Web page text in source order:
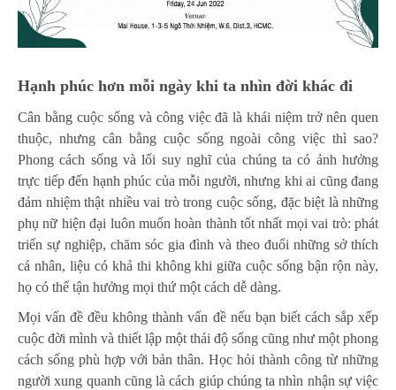
Hạnh phúc hơn mỗi ngày khi ta nhìn đời khác đi
Cân bằng cuộc sống và công việc đã là khái niệm trở nên quen
thuộc, nhưng cân bằng cuộc sống ngoài công việc thì sao?
Phong cách sống và lối suy nghĩ của chúng ta có ảnh hưởng
trực tiếp đến hạnh phúc của mỗi người, nhưng khi ai cũng đang
đảm nhiệm thật nhiều vai trò trong cuộc sống, đặc biệt là những
phụ nữ hiện đại luôn muốn hoàn thành tốt nhất mọi vai trò: phát
triển sự nghiệp, chăm sóc gia đình và theo đuổi những sở thích
cá nhân, liệu có khả thi không khi giữa cuộc sống bận rộn này,
họ có thể tận hưởng mọi thứ một cách dễ dàng.
Mọi vấn đề đều không thành vấn đề nếu bạn biết cách sắp xếp
cuộc đời mình và thiết lập một thái độ sống cũng như một phong
cách sống phù hợp với bản thân. Học hỏi thành công từ những
người xung quanh cũng là cách giúp chúng ta nhìn nhận sự việc